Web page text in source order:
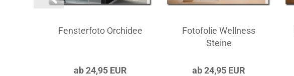
Fensterfoto Orchidee
ab 24,95 EUR
Fotofolie Wellness
Steine
ab 24,95 EUR